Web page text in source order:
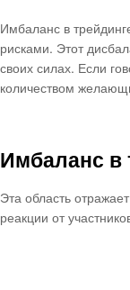
Имбаланс в
рисками. Этот
своих силах. Если
количеством
Имбаланс в
Эта область
реакции от